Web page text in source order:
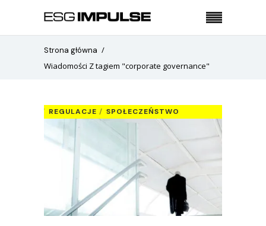
Strona główna
Wiadomości Z tagiem "corporate governance"
REGULACJE SPOŁECZEŃSTWO